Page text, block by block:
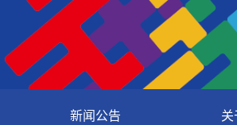
新闻公告